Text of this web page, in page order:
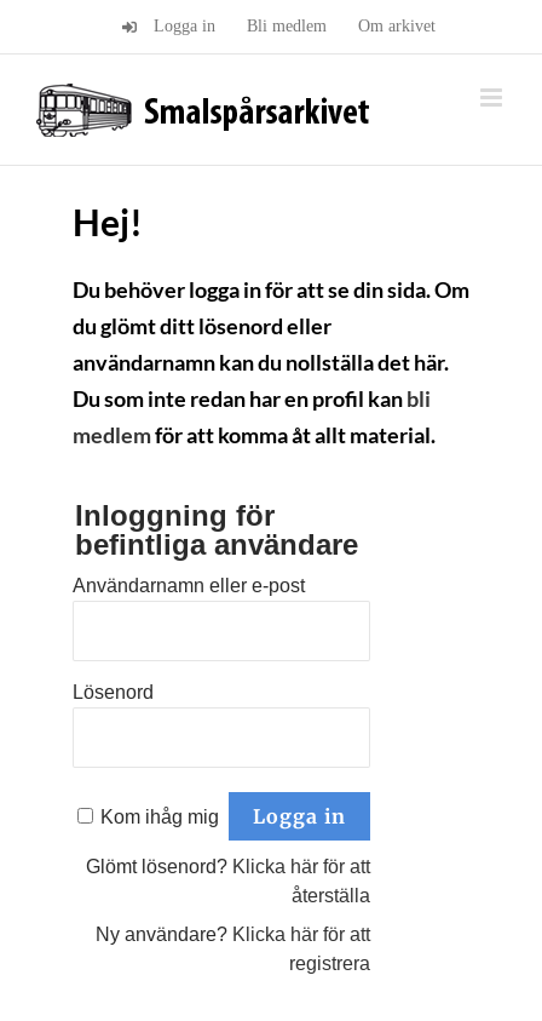
Logga in Bli medlem Om arkivet
Hej!
Du behöver logga in för att se din sida. Om
du glömt ditt lösenord eller
användarnamn kan du nollställa det här.
Du som inte redan har en profil kanbli
medlemför att komma åt allt material.
Inloggning för
befintliga användare
Användarnamn eller e-post
Lösenord
Kom ihåg mig
Glömt lösenord? Klicka här för att
återställa
Ny användare? Klicka här för att
registrera